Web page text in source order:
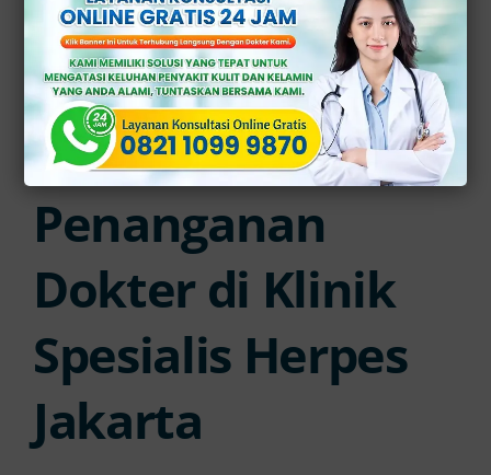
Spesialis Herpes Jakarta
Cara Mengobati Herpes
Konsultasikan dengan Dokter di
Klinik Apollo
Penanganan
Dokter di Klinik
Spesialis Herpes
Jakarta